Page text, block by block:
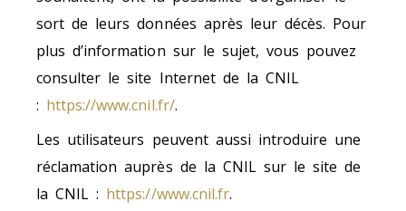
sort de leurs données après leur décès. Pour
plus d’information sur le sujet, vous pouvez
consulter le site Internet de la CNIL
: https://www.cnil.fr/.
Les utilisateurs peuvent aussi introduire une
réclamation auprès de la CNIL sur le site de
la CNIL : https://www.cnil.fr.